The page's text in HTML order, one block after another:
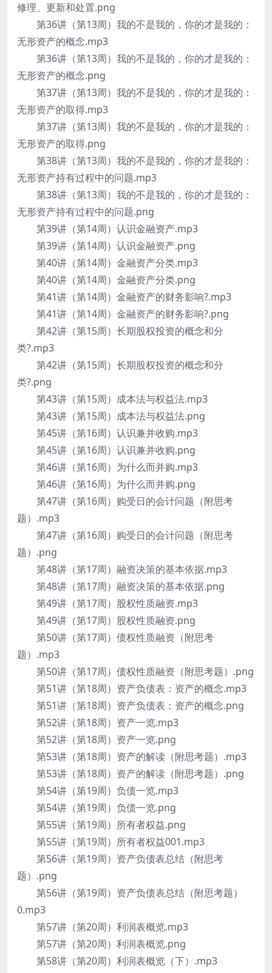
修理、更新和处置.png
第36讲（第13周）我的不是我的，你的才是我的：
无形资产的概念.mp3
第36讲（第13周）我的不是我的，你的才是我的：
无形资产的概念.png
第37讲（第13周）我的不是我的，你的才是我的：
无形资产的取得.mp3
第37讲（第13周）我的不是我的，你的才是我的：
无形资产的取得.png
第38讲（第13周）我的不是我的，你的才是我的：
无形资产持有过程中的问题.mp3
第38讲（第13周）我的不是我的，你的才是我的：
无形资产持有过程中的问题.png
第39讲（第14周）认识金融资产.mp3
第39讲（第14周）认识金融资产.png
第40讲（第14周）金融资产分类.mp3
第40讲（第14周）金融资产分类.png
第41讲（第14周）金融资产的财务影响?.mp3
第41讲（第14周）金融资产的财务影响?.png
第42讲（第15周）长期股权投资的概念和分
类?.mp3
第42讲（第15周）长期股权投资的概念和分
类?.png
第43讲（第15周）成本法与权益法.mp3
第43讲（第15周）成本法与权益法.png
第45讲（第16周）认识兼并收购.mp3
第45讲（第16周）认识兼并收购.png
第46讲（第16周）为什么而并购.mp3
第46讲（第16周）为什么而并购.png
第47讲（第16周）购受日的会计问题（附思考
题）.mp3
第47讲（第16周）购受日的会计问题（附思考
题）.png
第48讲（第17周）融资决策的基本依据.mp3
第48讲（第17周）融资决策的基本依据.png
第49讲（第17周）股权性质融资.mp3
第49讲（第17周）股权性质融资.png
第50讲（第17周）债权性质融资（附思考
题）.mp3
第50讲（第17周）债权性质融资（附思考题）.png
第51讲（第18周）资产负债表：资产的概念.mp3
第51讲（第18周）资产负债表：资产的概念.png
第52讲（第18周）资产一览.mp3
第52讲（第18周）资产一览.png
第53讲（第18周）资产的解读（附思考题）.mp3
第53讲（第18周）资产的解读（附思考题）.png
第54讲（第19周）负债一览.mp3
第54讲（第19周）负债一览.png
第55讲（第19周）所有者权益.png
第55讲（第19周）所有者权益001.mp3
第56讲（第19周）资产负债表总结（附思考
题）.png
第56讲（第19周）资产负债表总结（附思考题）
0.mp3
第57讲（第20周）利润表概览.mp3
第57讲（第20周）利润表概览.png
第58讲（第20周）利润表概览（下）.mp3